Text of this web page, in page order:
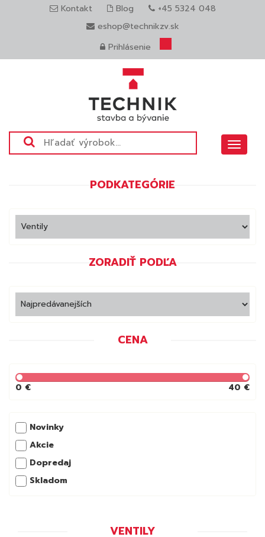
Kontakt Blog
+45 5324 048
eshop@technikzv.sk
Prihlásenie
Toggle
PODKATEGÓRIE
ZORADIŤ PODĽA
CENA
0 € 40 €
Novinky
Akcie
Dopredaj
Skladom
VENTILY